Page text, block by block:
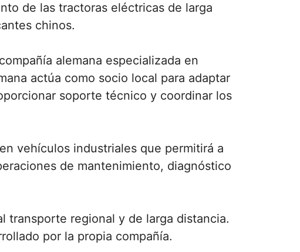
de las tractoras eléctricas de larga
chinos.
alemana especializada en
actúa como socio local para adaptar
soporte técnico y coordinar los
vehículos industriales que permitirá a
de mantenimiento, diagnóstico
transporte regional y de larga distancia.
por la propia compañía.